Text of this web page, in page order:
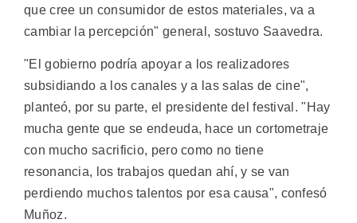
que cree un consumidor de estos materiales, va a
cambiar la percepción" general, sostuvo Saavedra.
"El gobierno podría apoyar a los realizadores
subsidiando a los canales y a las salas de cine",
planteó, por su parte, el presidente del festival. "Hay
mucha gente que se endeuda, hace un cortometraje
con mucho sacrificio, pero como no tiene
resonancia, los trabajos quedan ahí, y se van
perdiendo muchos talentos por esa causa", confesó
Muñoz.